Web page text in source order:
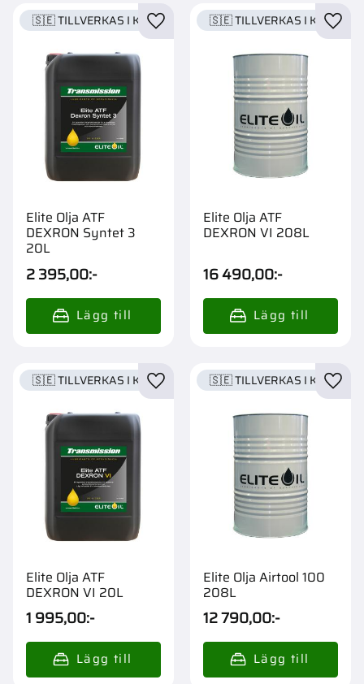
Elite Olja ATF
DEXRON Syntet 3
20L
2 395,00:-
🇸🇪 TILLVERKAS I KARLSTADLägg till i favoriter
Elite Olja ATF
DEXRON VI 208L
16 490,00:-
🇸🇪 TILLVERKAS I
Elite Olja ATF
DEXRON VI 20L
1 995,00:-
🇸🇪 TILLVERKAS I KARLSTADLägg till i favoriter
Elite Olja Airtool 100
208L
12 790,00:-
🇸🇪 TILLVERKAS I